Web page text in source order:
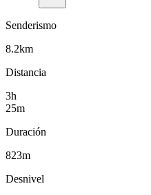
Senderismo
8.2km
Distancia
3h
25m
Duración
823m
Desnivel